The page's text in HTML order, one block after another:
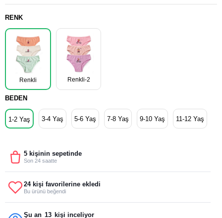
RENK
Renkli Renkli-2
BEDEN
1-2 Yaş 3-4 Yaş 5-6 Yaş 7-8 Yaş 9-10 Yaş 11-12 Yaş
5 kişinin sepetinde
Son 24 saatte
24 kişi favorilerine ekledi
Bu ürünü beğendi
Şu an 13 kişi inceliyor